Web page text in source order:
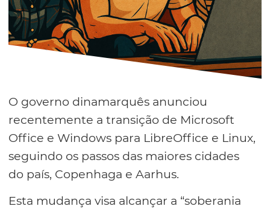
O governo dinamarquês anunciou
recentemente a transição de Microsoft
Office e Windows para LibreOffice e Linux,
seguindo os passos das maiores cidades
do país, Copenhaga e Aarhus.
Esta mudança visa alcançar a “soberania